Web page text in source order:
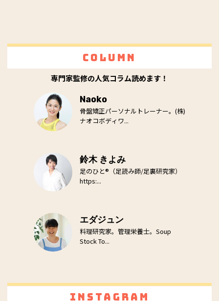
Column
専門家監修の人気コラム読めます！
Naoko
骨盤矯正パーソナルトレーナー。(株)
ナオコボディワ...
鈴木 きよみ
足のひと®（足読み師/足裏研究家）
https:...
エダジュン
料理研究家。管理栄養士。Soup
Stock To...
Instagram